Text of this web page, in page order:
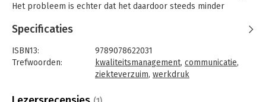
Het probleem is echter dat het daardoor steeds minder
wordt verlangd.
De reden hiervoor is dat in de meeste organisaties nog altijd
wordt gewerkt met organisatiemodellen die niet zijn afgestemd
op het doel waarvoor ze vandaag de dag nodig zijn: het
eenvoudig' presenteert een praktijkgericht model waarmee dit
Specificaties
ISBN13:
9789078622031
Trefwoorden:
kwaliteitsmanagement, communicatie,
ziekteverzuim, werkdruk
Bindwijze:
paperback